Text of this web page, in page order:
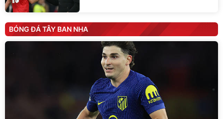
BÓNG ĐÁ TÂY BAN NHA